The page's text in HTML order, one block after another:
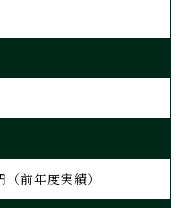
前年度実績）